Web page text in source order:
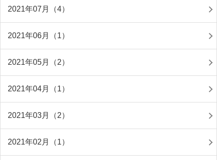
2021年07月（4）
2021年06月（1）
2021年05月（2）
2021年04月（1）
2021年03月（2）
2021年02月（1）